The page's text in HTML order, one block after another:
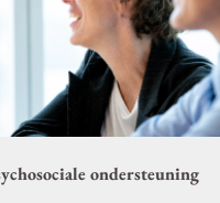
ondersteuning